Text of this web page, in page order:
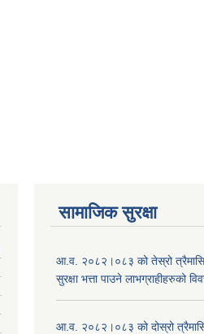
सामाजिक सुरक्षा
आ.व. २०८२।०८३ को तेस्रो
सुरक्षा भत्ता पाउने लाभग्राहीहरुको
आ.व. २०८२।०८३ को दोस्रो